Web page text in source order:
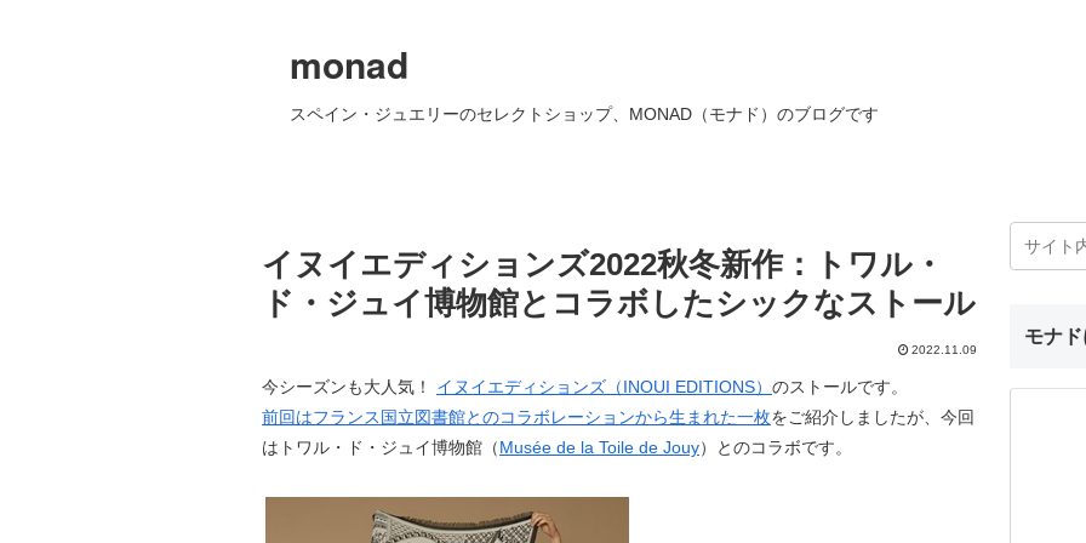
monad
スペイン・ジュエリーのセレクトショップ、MONAD（モナド）のブログです
イヌイエディションズ2022秋冬新作：トワル・
ド・ジュイ博物館とコラボしたシックなストール
2022.11.09
今シーズンも大人気！ イヌイエディションズ（INOUI EDITIONS） のストールです。
前回はフランス国立図書館とのコラボレーションから生まれた一枚をご紹介しましたが、今回
はトワル・ド・ジュイ博物館（Musée de la Toile de Jouy）とのコラボです。
モナ